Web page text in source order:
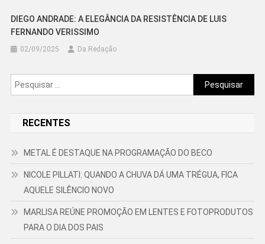
DIEGO ANDRADE: A ELEGÂNCIA DA RESISTÊNCIA DE LUIS
FERNANDO VERISSIMO
02/09/2025 Da Redação
Pesquisar
por:
RECENTES
METAL É DESTAQUE NA PROGRAMAÇÃO DO BECO
NICOLE PILLATI: QUANDO A CHUVA DÁ UMA TRÉGUA, FICA
AQUELE SILÊNCIO NOVO
MARLISA REÚNE PROMOÇÃO EM LENTES E FOTOPRODUTOS
PARA O DIA DOS PAIS